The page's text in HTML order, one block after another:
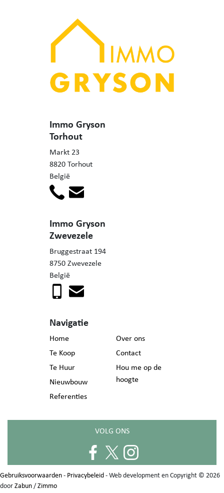
Immo Gryson
Torhout
Markt 23
8820 Torhout
België
Immo Gryson
Zwevezele
Bruggestraat 194
8750 Zwevezele
België
Navigatie
Home
Te Koop
Te Huur
Nieuwbouw
Referenties
Over ons
Contact
Hou me op de
hoogte
VOLG ONS
Gebruiksvoorwaarden- Privacybeleid- Web development en Copyright © 2026
doorZabun/Zimmo